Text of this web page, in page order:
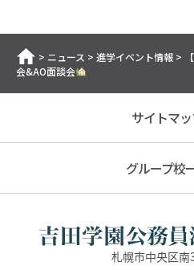
ホーム
> ニュース > 進学イベント情報 >
会&AO面談会
サイトマ
グループ校
札幌市中央区南